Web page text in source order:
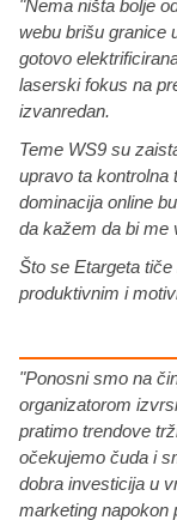
"Nema ništa bolje
webu brišu granice
gotovo
laserski fokus na
izvanredan.
Teme WS9 su
upravo ta kontrolna
dominacija online
da kažem da bi me
Što se Etargeta
produktivnim i
"Ponosni smo na
organizatorom
pratimo trendove
očekujemo čuda i
dobra investicija u
marketing napokon